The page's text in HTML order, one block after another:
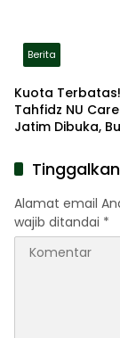
Berita
Kuota
Tahfidz NU
Jatim Dibuka,
Alamat email
wajib ditandai *